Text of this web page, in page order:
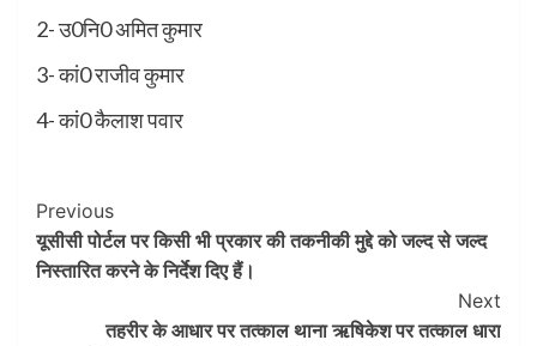
2- उ0नि0 अमित कुमार
3- कां0 राजीव कुमार
4- कां0 कैलाश पवार
Post
Navigation
Previous
यूसीसी पोर्टल पर किसी भी प्रकार की तकनीकी मुद्दे को जल्द से जल्द
निस्तारित करने के निर्देश दिए हैं।
Next
तहरीर के आधार पर तत्काल थाना ऋषिकेश पर तत्काल धारा